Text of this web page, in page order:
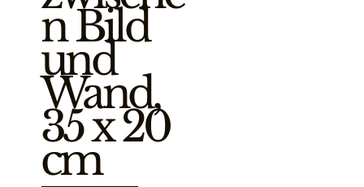
n Bild
und
Wand,
35 x 20
cm